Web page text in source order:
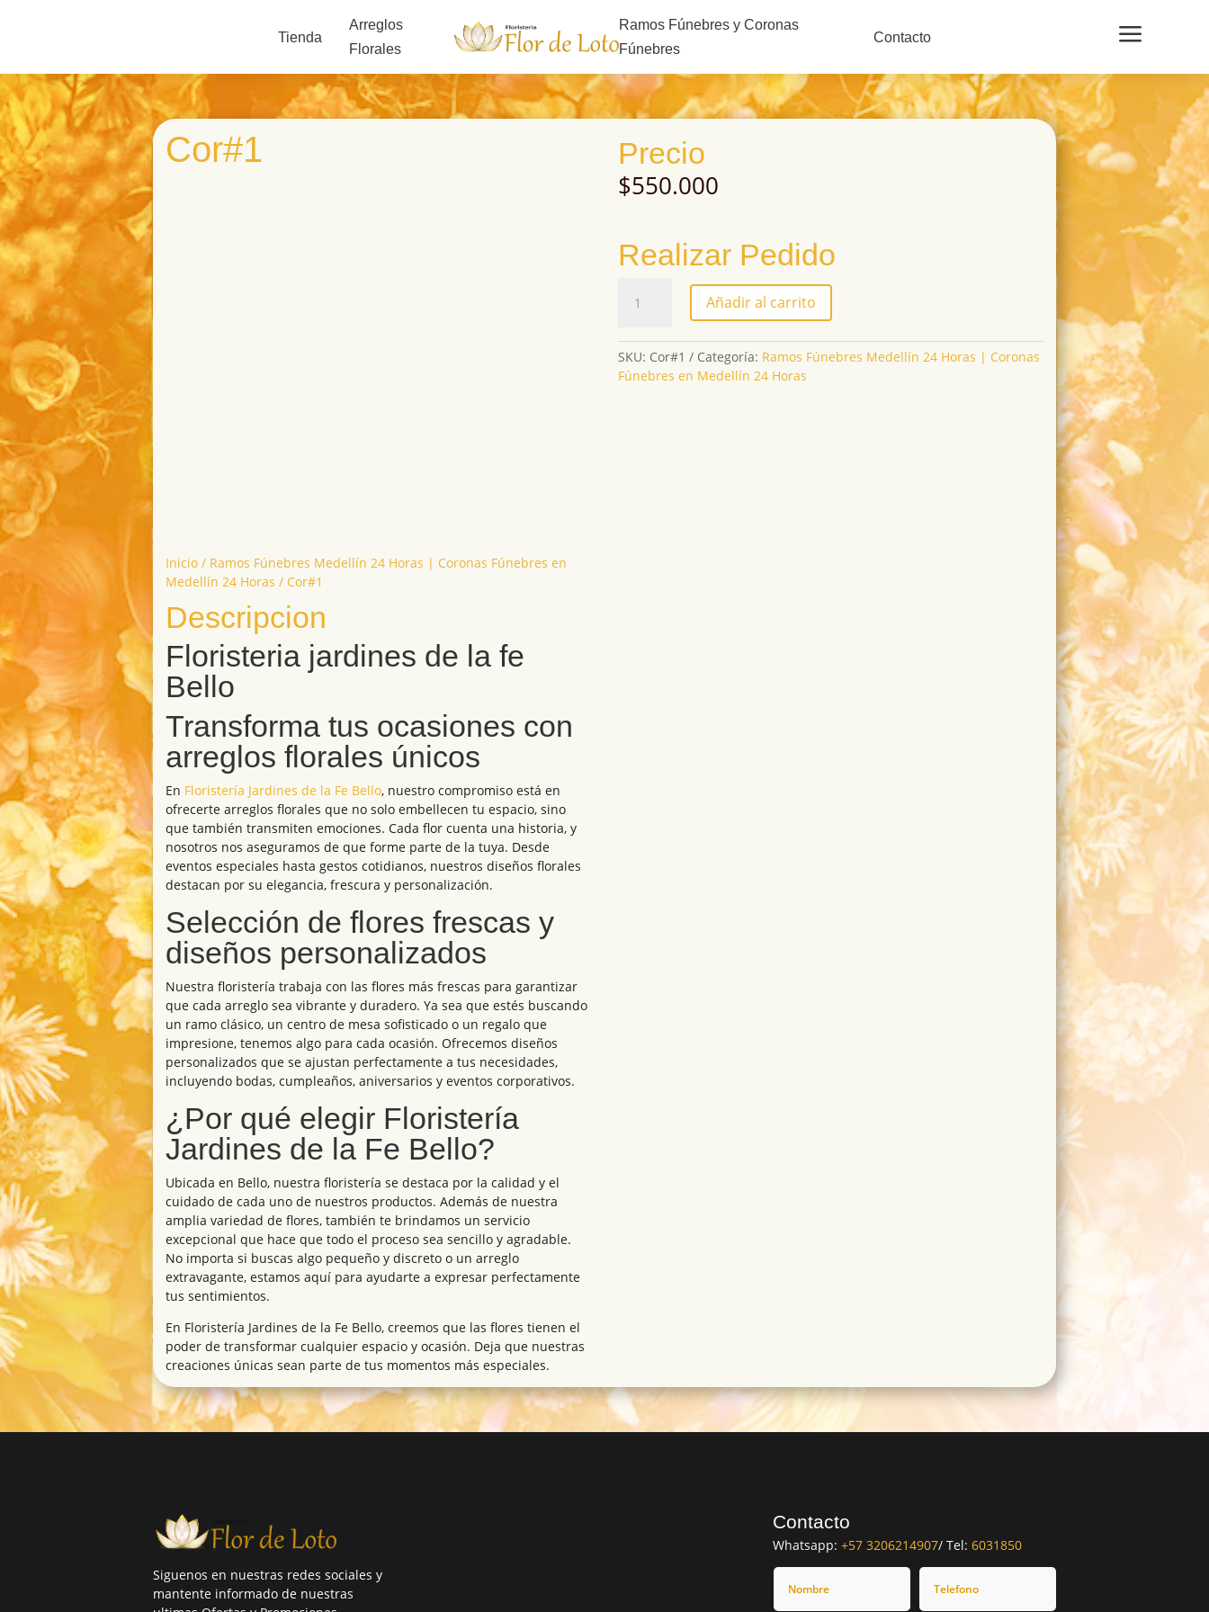
Tienda
Arreglos
Florales
Ramos Fúnebres y Coronas
Fúnebres
Contacto a
Cor#1
Inicio / Ramos Fúnebres Medellín 24 Horas | Coronas Fúnebres en
Medellín 24 Horas / Cor#1
Descripcion
Floristeria jardines de la fe
Bello
Transforma tus ocasiones con
arreglos florales únicos
En Floristería Jardines de la Fe Bello, nuestro compromiso está en
ofrecerte arreglos florales que no solo embellecen tu espacio, sino
que también transmiten emociones. Cada flor cuenta una historia, y
nosotros nos aseguramos de que forme parte de la tuya. Desde
eventos especiales hasta gestos cotidianos, nuestros diseños florales
destacan por su elegancia, frescura y personalización.
Selección de flores frescas y
diseños personalizados
Nuestra floristería trabaja con las flores más frescas para garantizar
que cada arreglo sea vibrante y duradero. Ya sea que estés buscando
un ramo clásico, un centro de mesa sofisticado o un regalo que
impresione, tenemos algo para cada ocasión. Ofrecemos diseños
personalizados que se ajustan perfectamente a tus necesidades,
incluyendo bodas, cumpleaños, aniversarios y eventos corporativos.
¿Por qué elegir Floristería
Jardines de la Fe Bello?
Ubicada en Bello, nuestra floristería se destaca por la calidad y el
cuidado de cada uno de nuestros productos. Además de nuestra
amplia variedad de flores, también te brindamos un servicio
excepcional que hace que todo el proceso sea sencillo y agradable.
No importa si buscas algo pequeño y discreto o un arreglo
extravagante, estamos aquí para ayudarte a expresar perfectamente
tus sentimientos.
En Floristería Jardines de la Fe Bello, creemos que las flores tienen el
poder de transformar cualquier espacio y ocasión. Deja que nuestras
creaciones únicas sean parte de tus momentos más especiales.
Precio
$550.000
Realizar Pedido
cantidad
Añadir al carrito
SKU: Cor#1 Categoría: Ramos Fúnebres Medellín 24 Horas | Coronas
Fúnebres en Medellín 24 Horas
Siguenos en nuestras redes sociales y
mantente informado de nuestras
Contacto
Whatsapp:+57 3206214907/ Tel:6031850